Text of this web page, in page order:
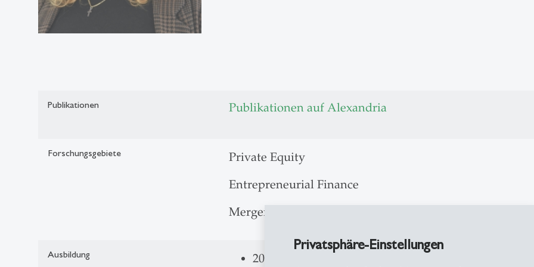
Privatsphäre-Einstellungen
Publikationen Publikationen auf Alexandria
Forschungsgebiete
Private Equity
Entrepreneurial Finance
Mergers and Acquisitions
Ausbildung
2004 Promotion, J.W. Goethe-Universität Frankfurt,